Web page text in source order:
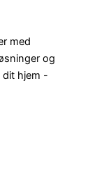
med
og
dit hjem -